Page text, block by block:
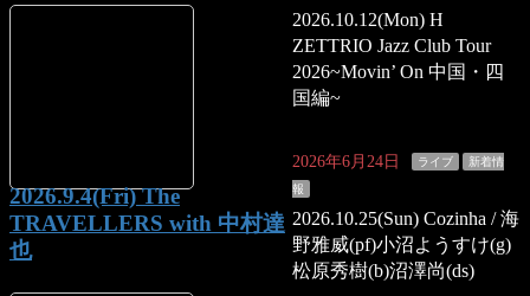
2026.9.4(Fri) The
TRAVELLERS with 中村達
也
2026.10.12(Mon) H
ZETTRIO Jazz Club Tour
2026~Movin’ On 中国・四
国編~
2026年6月24日 ライブ 新着情
報
2026.10.25(Sun) Cozinha / 海
野雅威(pf)小沼ようすけ(g)
松原秀樹(b)沼澤尚(ds)